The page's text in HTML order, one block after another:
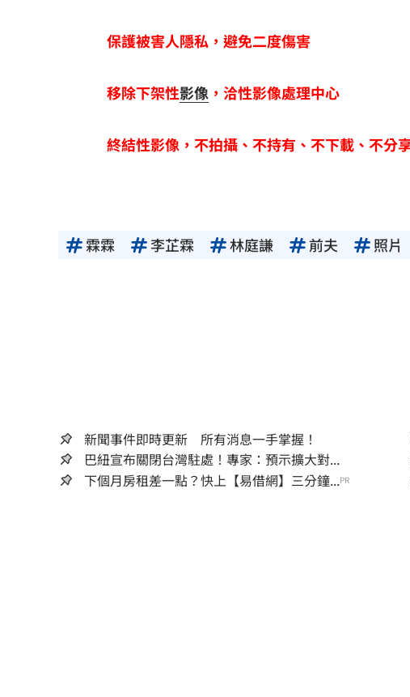
保護被害人隱私，避免二度傷害
移除下架性影像 ，洽性影像處理中心
終結性影像，不拍攝、不持有、不下載、不分
霖霖 李芷霖 林庭謙 前夫 照片
新聞事件即時更新 所有消息一手掌握！
巴紐宣布關閉台灣駐處！專家：預示擴大對...
下個月房租差一點？快上【易借網】三分鐘...PR